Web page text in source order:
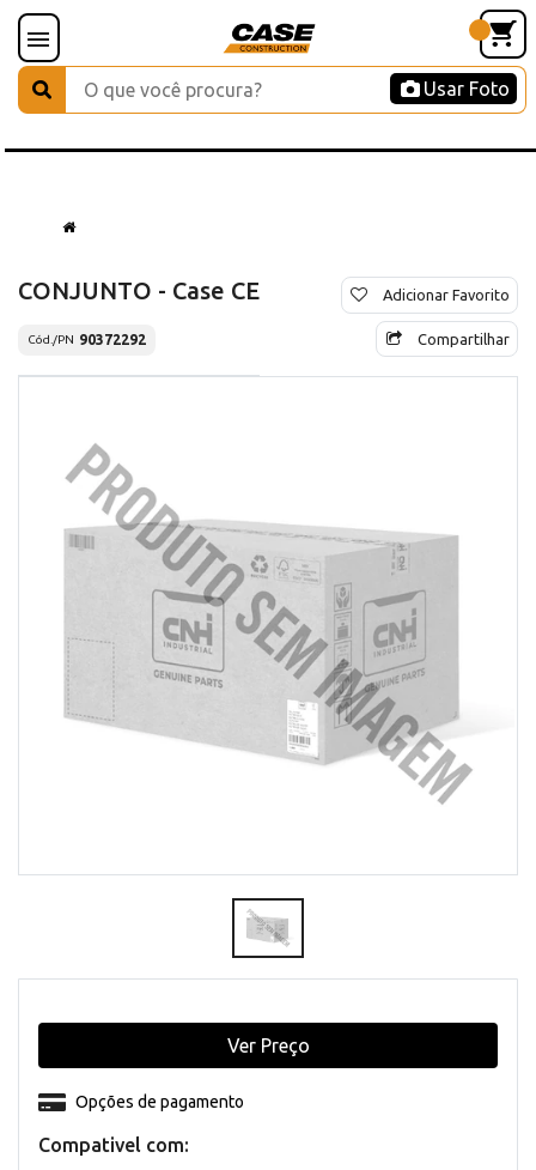
Usar Foto
CONJUNTO - Case CE
Cód./PN 90372292
Adicionar Favorito
Compartilhar
Compativel com:
Opções de pagamento
Ver Preço